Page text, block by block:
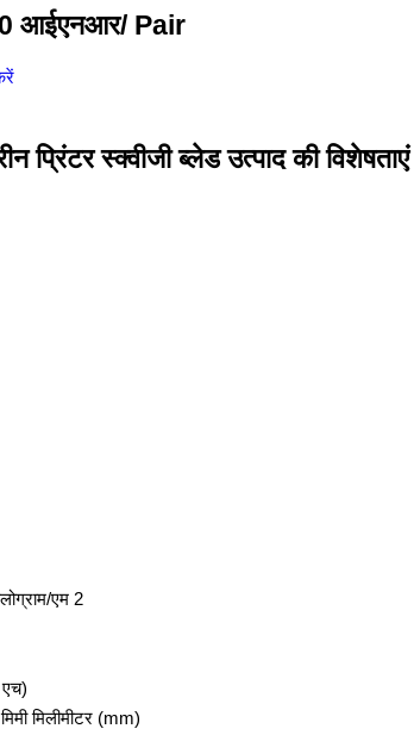
आईएनआर/ Pair
प्रिंटर स्क्वीजी ब्लेड उत्पाद की विशेषताएं
एम 2
मिलीमीटर (mm)